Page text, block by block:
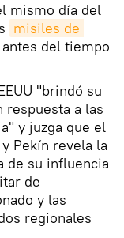
mismo día del
misiles de
antes del tiempo
"brindó su
respuesta a las
y juzga que el
Pekín revela la
de su influencia
de
y las
regionales